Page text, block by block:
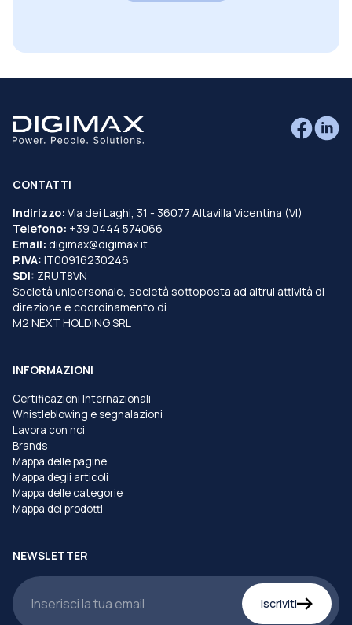
CONTATTI
Indirizzo: Via dei Laghi, 31 - 36077 Altavilla Vicentina (VI)
Telefono: +39 0444 574066
Email: digimax@digimax.it
P.IVA: IT00916230246
SDI: ZRUT8VN
Società unipersonale, società sottoposta ad altrui attività di
direzione e coordinamento di
M2 NEXT HOLDING SRL
INFORMAZIONI
Certificazioni Internazionali
Whistleblowing e segnalazioni
Lavora con noi
Brands
Mappa delle pagine
Mappa degli articoli
Mappa delle categorie
Mappa dei prodotti
NEWSLETTER
Iscriviti